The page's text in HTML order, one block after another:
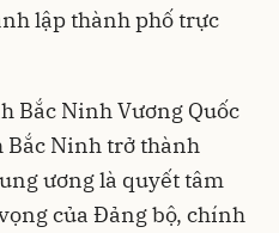
lập thành phố trực
Bắc Ninh Vương Quốc
Ninh trở thành
ương là quyết tâm
của Đảng bộ, chính